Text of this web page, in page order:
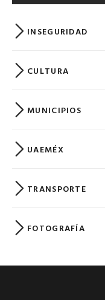
INSEGURIDAD
CULTURA
MUNICIPIOS
UAEMÉX
TRANSPORTE
FOTOGRAFÍA